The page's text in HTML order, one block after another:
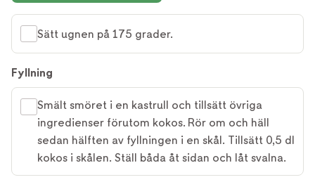
Sätt ugnen på 175 grader.
Fyllning
Smält smöret i en kastrull och tillsätt övriga
ingredienser förutom kokos. Rör om och häll
sedan hälften av fyllningen i en skål. Tillsätt 0,5 dl
kokos i skålen. Ställ båda åt sidan och låt svalna.